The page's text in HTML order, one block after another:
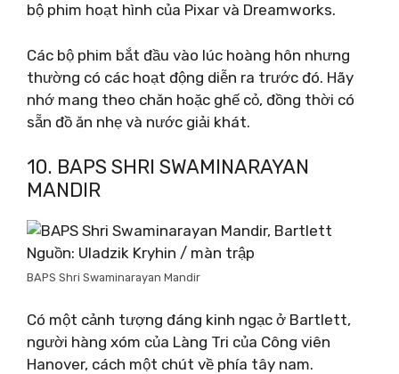
bộ phim hoạt hình của Pixar và Dreamworks.
Các bộ phim bắt đầu vào lúc hoàng hôn nhưng
thường có các hoạt động diễn ra trước đó. Hãy
nhớ mang theo chăn hoặc ghế cỏ, đồng thời có
sẵn đồ ăn nhẹ và nước giải khát.
10. BAPS SHRI SWAMINARAYAN
MANDIR
Nguồn: Uladzik Kryhin / màn trập
BAPS Shri Swaminarayan Mandir
Có một cảnh tượng đáng kinh ngạc ở Bartlett,
người hàng xóm của Làng Tri của Công viên
Hanover, cách một chút về phía tây nam.